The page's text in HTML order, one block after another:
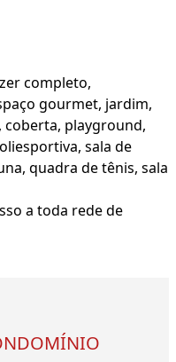
completo,
gourmet, jardim,
playground,
sala de
quadra de tênis, sala
a toda rede de